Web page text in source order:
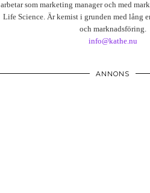
arbetar som marketing manager och med
Life Science. Är kemist i grunden med lång
och marknadsföring.
info@kathe.nu
ANNONS